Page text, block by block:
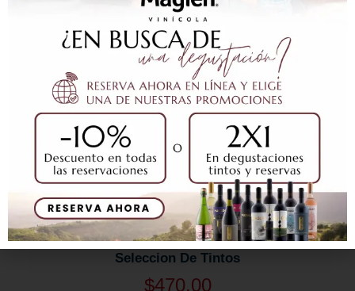
Seleccion De Tintos
$470.00